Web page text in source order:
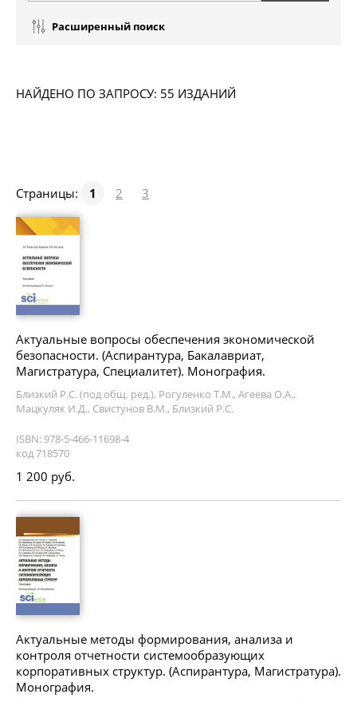
Расширенный поиск
НАЙДЕНО ПО ЗАПРОСУ: 55 ИЗДАНИЙ
Страницы: 1 2 3
Актуальные вопросы обеспечения экономической
безопасности. (Аспирантура, Бакалавриат,
Магистратура, Специалитет). Монография.
Близкий Р.С. (под общ. ред.), Рогуленко Т.М., Агеева О.А.,
Мацкуляк И.Д., Свистунов В.М., Близкий Р.С.
ISBN: 978-5-466-11698-4
код 718570
1 200 руб.
Актуальные методы формирования, анализа и
контроля отчетности системообразующих
корпоративных структур. (Аспирантура, Магистратура).
Монография.